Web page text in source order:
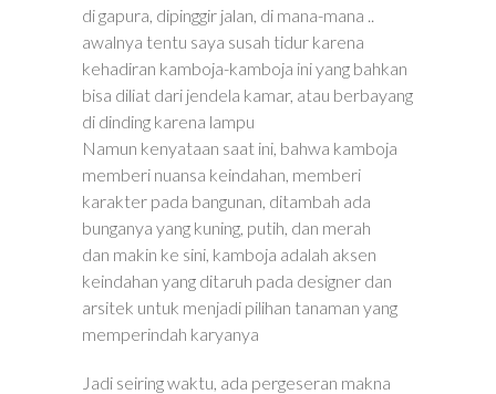
di gapura, dipinggir jalan, di mana-mana ..
awalnya tentu saya susah tidur karena
kehadiran kamboja-kamboja ini yang bahkan
bisa diliat dari jendela kamar, atau berbayang
di dinding karena lampu
Namun kenyataan saat ini, bahwa kamboja
memberi nuansa keindahan, memberi
karakter pada bangunan, ditambah ada
bunganya yang kuning, putih, dan merah
dan makin ke sini, kamboja adalah aksen
keindahan yang ditaruh pada designer dan
arsitek untuk menjadi pilihan tanaman yang
memperindah karyanya
Jadi seiring waktu, ada pergeseran makna